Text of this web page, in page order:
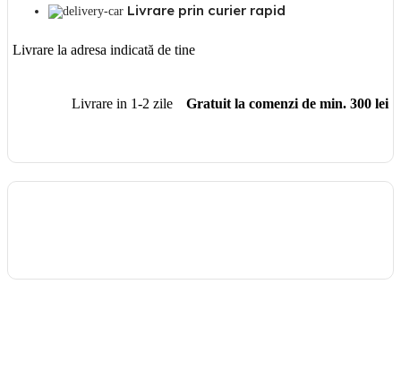
Livrare prin curier rapid
Livrare la adresa indicată de tine
Livrare in 1-2 zile Gratuit la comenzi de min. 300 lei